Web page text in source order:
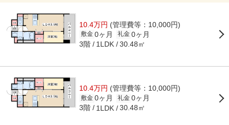
10.4万円 (管理費等：10,000円)
敷金 0ヶ月 礼金 0ヶ月
3階 1LDK 30.48㎡
10.4万円 (管理費等：10,000円)
敷金 0ヶ月 礼金 0ヶ月
3階 1LDK 30.48㎡